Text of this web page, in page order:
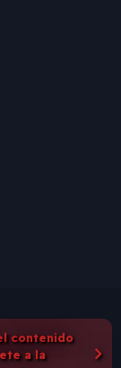
contenido
a la